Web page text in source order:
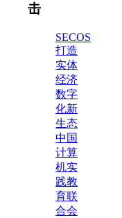
击
SECOS
打造
实体
经济
数字
化新
生态
中国
计算
机实
践教
育联
合会